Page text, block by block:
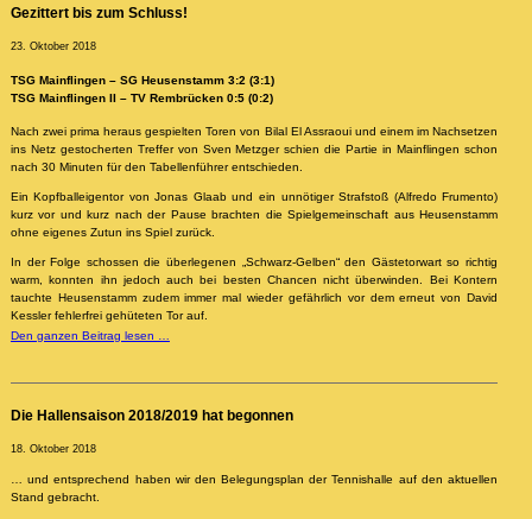
Gezittert bis zum Schluss!
23. Oktober 2018
TSG Mainflingen – SG Heusenstamm 3:2 (3:1)
TSG Mainflingen II – TV Rembrücken 0:5 (0:2)
Nach zwei prima heraus gespielten Toren von Bilal El Assraoui und einem im Nachsetzen
ins Netz gestocherten Treffer von Sven Metzger schien die Partie in Mainflingen schon
nach 30 Minuten für den Tabellenführer entschieden.
Ein Kopfballeigentor von Jonas Glaab und ein unnötiger Strafstoß (Alfredo Frumento)
kurz vor und kurz nach der Pause brachten die Spielgemeinschaft aus Heusenstamm
ohne eigenes Zutun ins Spiel zurück.
In der Folge schossen die überlegenen „Schwarz-Gelben“ den Gästetorwart so richtig
warm, konnten ihn jedoch auch bei besten Chancen nicht überwinden. Bei Kontern
tauchte Heusenstamm zudem immer mal wieder gefährlich vor dem erneut von David
Kessler fehlerfrei gehüteten Tor auf.
Den ganzen Beitrag lesen …
Die Hallensaison 2018/2019 hat begonnen
18. Oktober 2018
… und entsprechend haben wir den Belegungsplan der Tennishalle auf den aktuellen
Stand gebracht.